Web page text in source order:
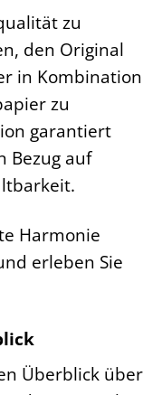
zu
den Original
in Kombination
zu
garantiert
Bezug auf
Harmonie
erleben Sie
Überblick über